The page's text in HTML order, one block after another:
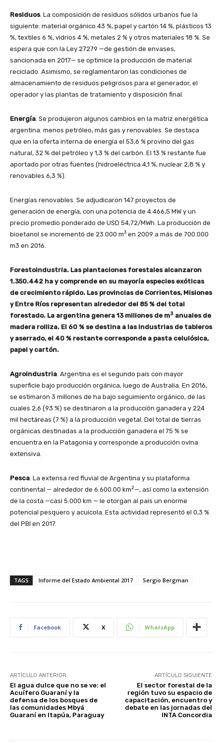
Residuos. La composición de residuos sólidos urbanos fue la
siguiente: material orgánico 43 %, papel y cartón 14 %, plásticos 13
%, textiles 6 %, vidrios 4 %, metales 2 % y otros materiales 18 %. Se
espera que con la Ley 27279 —de gestión de envases,
sancionada en 2017— se optimice la producción de material
reciclado. Asimismo, se reglamentaron las condiciones de
almacenamiento de residuos peligrosos para el generador, el
operador y las plantas de tratamiento y disposición final.
Energía . Se produjeron algunos cambios en la matriz energética
argentina: menos petróleo, más gas y renovables. Se destaca
que en la oferta interna de energía el 53,6 % provino del gas
natural, 32 % del petróleo y 1,3 % del carbón. El 13 % restante fue
aportado por otras fuentes (hidroeléctrica 4,1 %, nuclear 2,8 % y
renovables 6,3 %).
Energías renovables. Se adjudicaron 147 proyectos de
generación de energía, con una potencia de 4.466,5 MW y un
precio promedio ponderado de USD 54,72/MWh. La producción de
bioetanol se incrementó de 23.000 m3 en 2009 a más de 700.000
m3 en 2016.
Forestoindustria. Las plantaciones forestales alcanzaron
1.350.442 ha y comprende en su mayoría especies exóticas
de crecimiento rápido. Las provincias de Corrientes, Misiones
y Entre Ríos representan alrededor del 85 % del total
forestado. La argentina genera 13 millones de m3 anuales de
madera rolliza. El 60 % se destina a las industrias de tableros
y aserrado, el 40 % restante corresponde a pasta celulósica,
papel y cartón.
Agroindustria . Argentina es el segundo país con mayor
superficie bajo producción orgánica, luego de Australia. En 2016,
se estimaron 3 millones de ha bajo seguimiento orgánico, de las
cuales 2,6 (93 %) se destinaron a la producción ganadera y 224
mil hectáreas (7 %) a la producción vegetal. Del total de tierras
orgánicas destinadas a la producción ganadera el 75 % se
encuentra en la Patagonia y corresponde a producción ovina
extensiva.
Pesca . La extensa red fluvial de Argentina y su plataforma
continental — alrededor de 6.600.00 km2—, así como la extensión
de la costa —casi 5.000 km — le otorgan al país un enorme
potencial pesquero y acuícola. Esta actividad representó el 0,3 %
del PBI en 2017.
TAGS Informe del Estado Ambiental 2017 Sergio Bergman
Facebook X WhatsApp
ARTÍCULO ANTERIOR
El agua dulce que no se ve: el
Acuífero Guaraní y la
defensa de los bosques de
las comunidades Mbyá
Guaraní en Itapúa, Paraguay
ARTÍCULO SIGUIENTE
El sector forestal de la
región tuvo su espacio de
capacitación, encuentro y
debate en las jornadas del
INTA Concordia